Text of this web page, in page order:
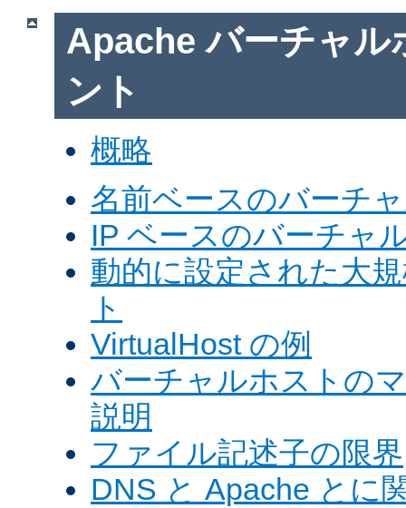
Apache バーチャル
ント
概略
名前ベースのバーチ
IP ベースのバーチャ
動的に設定された大
ト
VirtualHost の例
バーチャルホストの
説明
ファイル記述子の限界
DNS と Apache とに